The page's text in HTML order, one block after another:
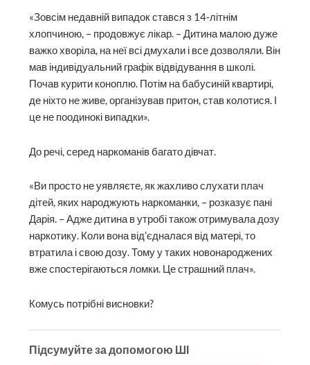
«Зовсім недавній випадок стався з 14‑літнім
хлопчиною, – продовжує лікар. – Дитина малою дуже
важко хворіла, на неї всі дмухали і все дозволяли. Він
мав індивідуальний графік відвідування в школі.
Почав курити коноплю. Потім на бабусиній квартирі,
де ніхто не живе, організував притон, став колотися. І
це не поодинокі випадки».
До речі, серед наркоманів багато дівчат.
«Ви просто не уявляєте, як жахливо слухати плач
дітей, яких народжують наркоманки, – розказує пані
Дарія. – Адже дитина в утробі також отримувала дозу
наркотику. Коли вона від’єдналася від матері, то
втратила і свою дозу. Тому у таких новонароджених
вже спостерігаються ломки. Це страшний плач».
Комусь потрібні висновки?
Підсумуйте за допомогою ШІ